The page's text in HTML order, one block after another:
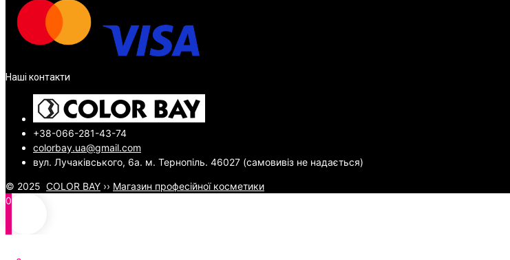
Наші контакти
+38-066-281-43-74
colorbay.ua@gmail.com
вул. Лучаківського, 6а. м. Тернопіль. 46027 (самовивіз не надається)
© 2025 COLOR BAY ›› Магазин професійної косметики
0